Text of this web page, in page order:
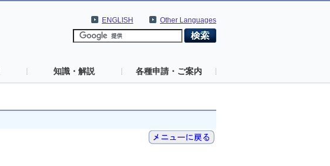
Other Languages
ENGLISH
知識・解説 各種申請・ご案内